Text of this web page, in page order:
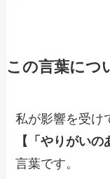
この言葉につ
私が影響を受け
【「やりがいの
言葉です。